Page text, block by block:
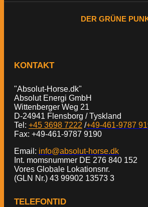
DER GRÜNE
KONTAKT
"Absolut-Horse.dk"
Absolut Energi GmbH
Wittenberger Weg 21
D-24941 Flensborg / Tyskland
Tel: +45 3698 7222 /+49-461-9787
Fax: +49-461-9787 9190
Email: info@absolut-horse.dk
Int. momsnummer DE 276 840 152
Vores Globale Lokationsnr.
(GLN Nr.) 43 99902 13573 3
TELEFONTID